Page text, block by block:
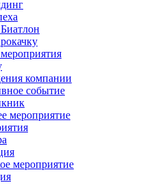
компании
событие
мероприятие
мероприятие